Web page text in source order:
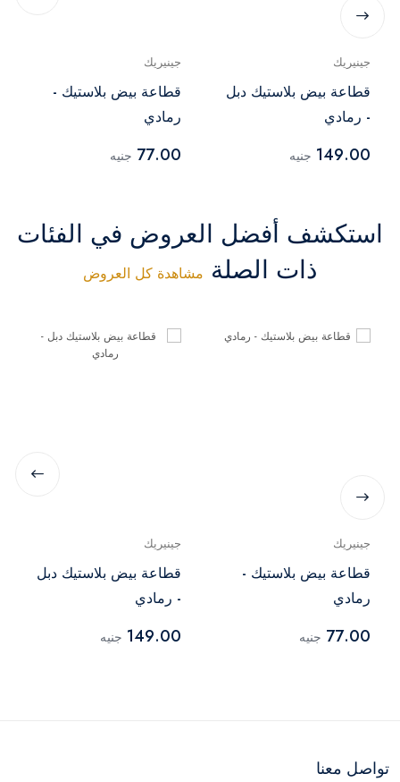
جينيريك
قطاعة بيض بلاستيك دبل
- رمادي
149.00 جنيه
جينيريك
قطاعة بيض بلاستيك -
رمادي
77.00 جنيه
استكشف أفضل العروض في الفئات
ذات الصلة مشاهدة كل العروض
جينيريك
قطاعة بيض بلاستيك -
رمادي
77.00 جنيه
جينيريك
قطاعة بيض بلاستيك دبل
- رمادي
149.00 جنيه
تواصل معنا